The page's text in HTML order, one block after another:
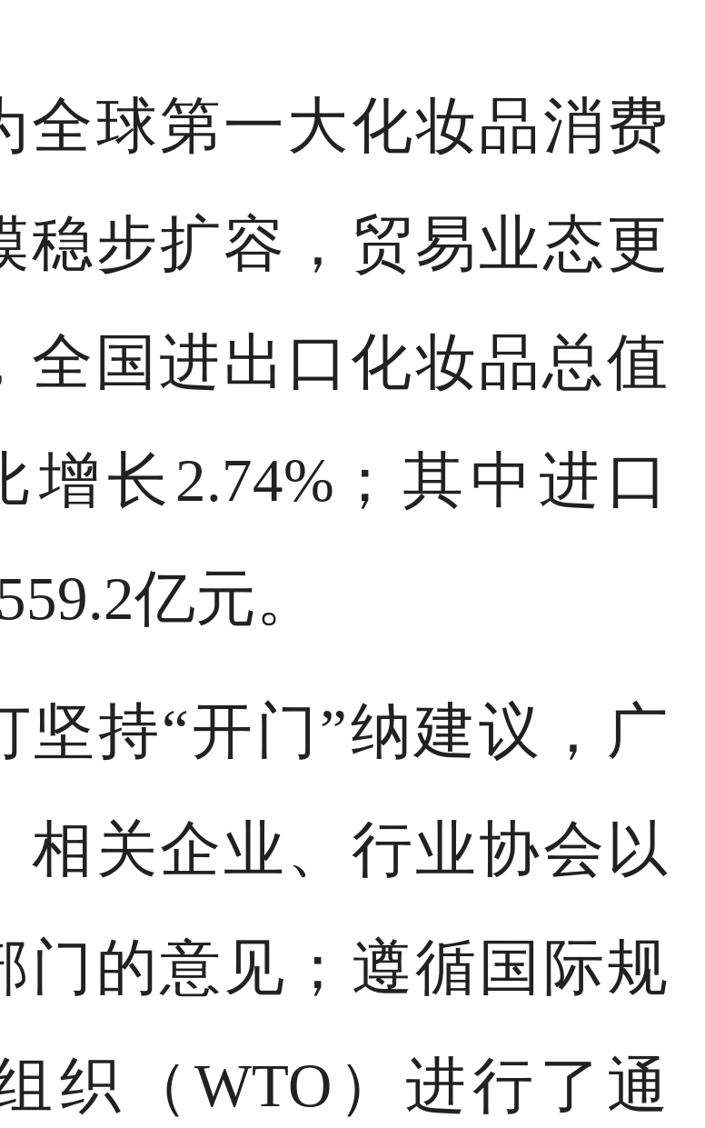
全球第一大化妆品消费
稳步扩容，贸易业态更
全国进出口化妆品总值
增长2.74%；其中进口
亿元。
坚持“开门”纳建议，广
相关企业、行业协会以
门的意见；遵循国际规
织（WTO）进行了通